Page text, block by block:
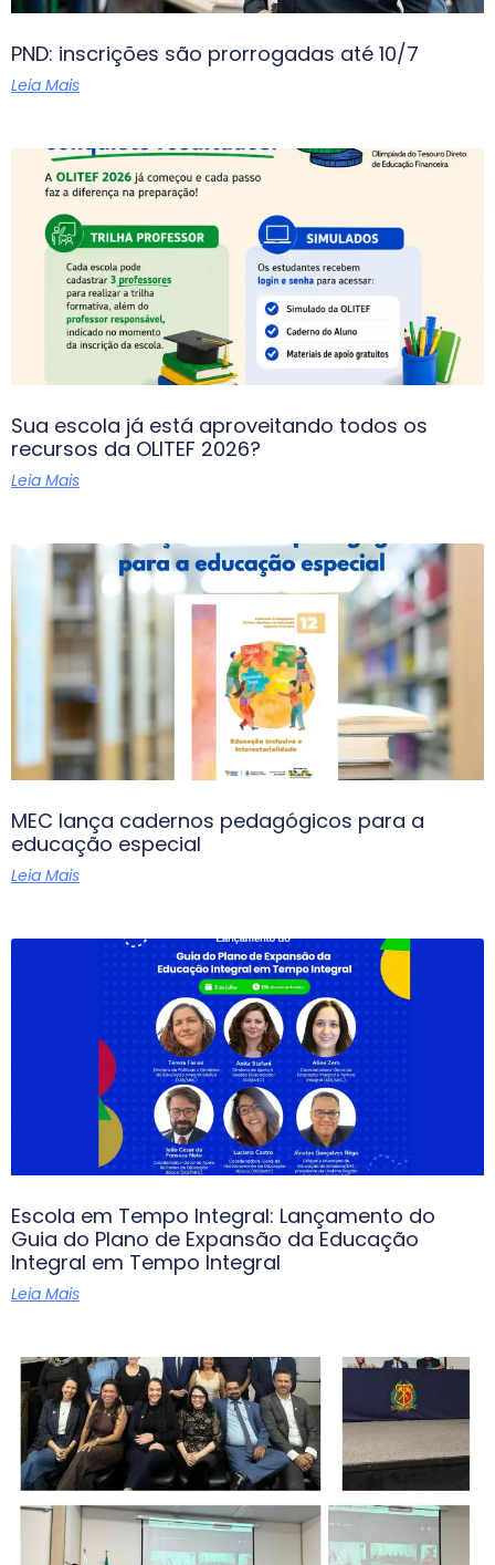
PND: inscrições são prorrogadas até 10/7
Leia Mais
Sua escola já está aproveitando todos os
recursos da OLITEF 2026?
Leia Mais
MEC lança cadernos pedagógicos para a
educação especial
Leia Mais
Escola em Tempo Integral: Lançamento do
Guia do Plano de Expansão da Educação
Integral em Tempo Integral
Leia Mais